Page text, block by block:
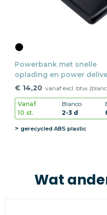
Powerbank met snelle
oplading en power
REEVES-PULSEXPRESS 10
€ 14,20 vanaf excl. btw
Vanaf
10 st.
Blanco
2-3 d
gerecycled ABS plastic
Wat